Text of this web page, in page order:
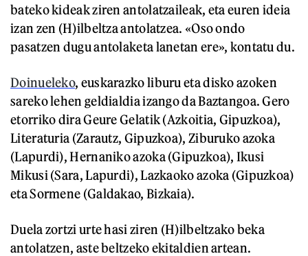
bateko kideak ziren antolatzaileak, eta euren ideia
izan zen (H)ilbeltza antolatzea. «Oso ondo
pasatzen dugu antolaketa lanetan ere», kontatu du.
Doinueleko, euskarazko liburu eta disko azoken
sareko lehen geldialdia izango da Baztangoa. Gero
etorriko dira Geure Gelatik (Azkoitia, Gipuzkoa),
Literaturia (Zarautz, Gipuzkoa), Ziburuko azoka
(Lapurdi), Hernaniko azoka (Gipuzkoa), Ikusi
Mikusi (Sara, Lapurdi), Lazkaoko azoka (Gipuzkoa)
eta Sormene (Galdakao, Bizkaia).
Duela zortzi urte hasi ziren (H)ilbeltzako beka
antolatzen, aste beltzeko ekitaldien artean.